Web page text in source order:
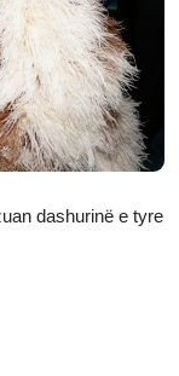
dashurinë e tyre